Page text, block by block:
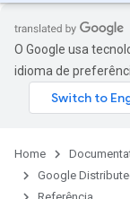
O Google usa
idioma de
Home
Google